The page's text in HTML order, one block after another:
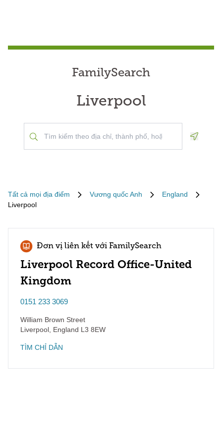
FamilySearch
Liverpool
Tất cả mọi địa điểm Vương quốc Anh
England
Liverpool
Đơn vị liên kết với FamilySearch
Liverpool Record Office-United
Kingdom
0151 233 3069
William Brown Street
Liverpool England L3 8EW
TÌM CHỈ DẪN